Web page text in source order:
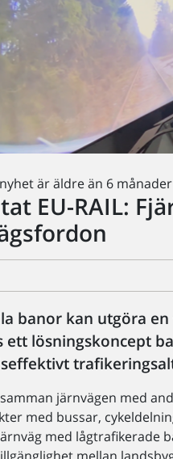
är äldre än 6 månader
EU-RAIL:
banor kan utgöra
ett lösningskoncept
järnvägen med
med bussar,
med lågtrafikerade